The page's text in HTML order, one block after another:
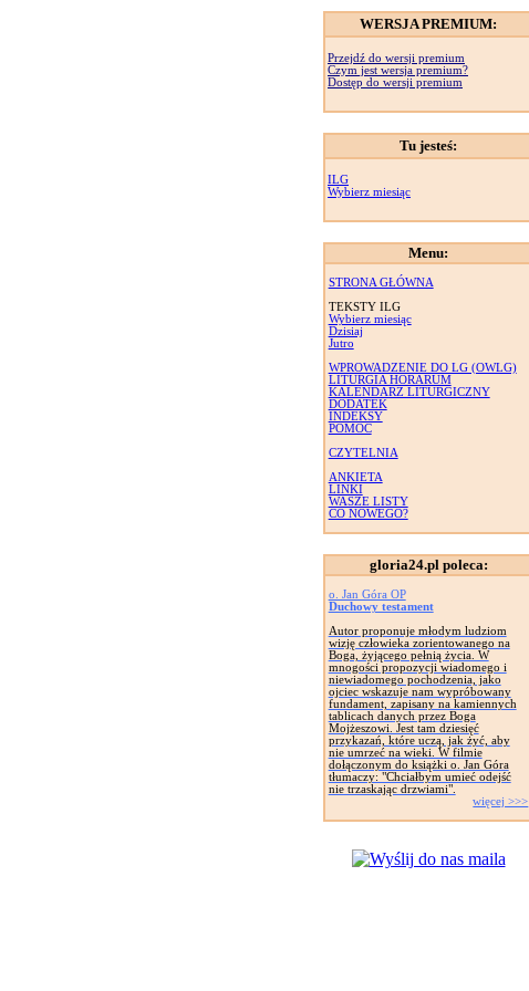
WERSJA PREMIUM:
Przejdź do wersji premium
Czym jest wersja premium?
Dostęp do wersji premium
Tu jesteś:
ILG
Wybierz miesiąc
Menu:
STRONA GŁÓWNA
TEKSTY ILG
Wybierz miesiąc
Dzisiaj
Jutro
WPROWADZENIE DO LG (OWLG)
LITURGIA HORARUM
KALENDARZ LITURGICZNY
DODATEK
INDEKSY
POMOC
CZYTELNIA
ANKIETA
LINKI
WASZE LISTY
CO NOWEGO?
gloria24.pl poleca:
o. Jan Góra OP
Duchowy testament
Autor proponuje młodym ludziom
wizję człowieka zorientowanego na
Boga, żyjącego pełnią życia. W
mnogości propozycji wiadomego i
niewiadomego pochodzenia, jako
ojciec wskazuje nam wypróbowany
fundament, zapisany na kamiennych
tablicach danych przez Boga
Mojżeszowi. Jest tam dziesięć
przykazań, które uczą, jak żyć, aby
nie umrzeć na wieki. W filmie
dołączonym do książki o. Jan Góra
tłumaczy: "Chciałbym umieć odejść
nie trzaskając drzwiami".
więcej >>>